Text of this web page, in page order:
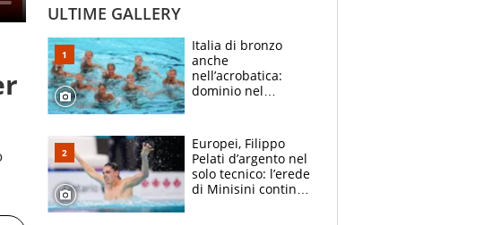
ULTIME GALLERY
Italia di bronzo
anche
nell’acrobatica:
dominio nel
e compagni
continuare
Europei, Filippo
Pelati d’argento nel
solo tecnico: l’erede
di Minisini continua